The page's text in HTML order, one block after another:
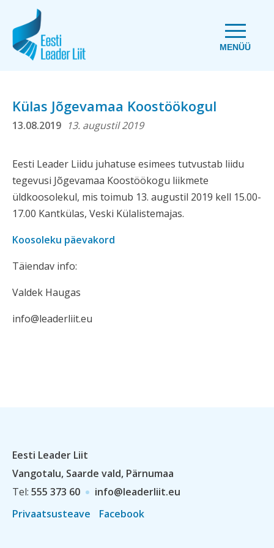
MENÜÜ
Külas Jõgevamaa Koostöökogul
13.08.2019 13. augustil 2019
Eesti Leader Liidu juhatuse esimees tutvustab liidu
tegevusi Jõgevamaa Koostöökogu liikmete
üldkoosolekul, mis toimub 13. augustil 2019 kell 15.00-
17.00 Kantkülas, Veski Külalistemajas.
Koosoleku päevakord
Täiendav info:
Valdek Haugas
info@leaderliit.eu
Eesti Leader Liit
Vangotalu, Saarde vald, Pärnumaa
Tel: 555 373 60
info@leaderliit.eu
Privaatsusteave
Facebook